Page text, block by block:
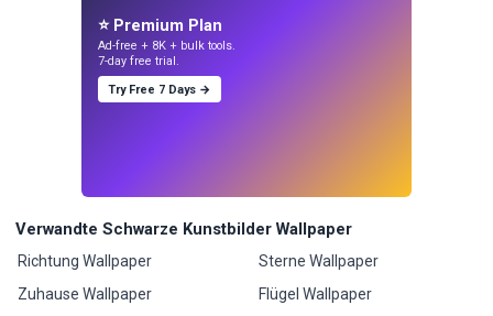
⭐ Premium Plan
Ad-free + 8K + bulk tools.
7-day free trial.
Try Free 7 Days →
Verwandte Schwarze Kunstbilder Wallpaper
Richtung Wallpaper
Zuhause Wallpaper
Sterne Wallpaper
Flügel Wallpaper